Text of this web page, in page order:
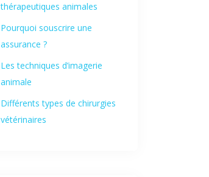
thérapeutiques animales
Pourquoi souscrire une
assurance ?
Les techniques d’imagerie
animale
Différents types de chirurgies
vétérinaires